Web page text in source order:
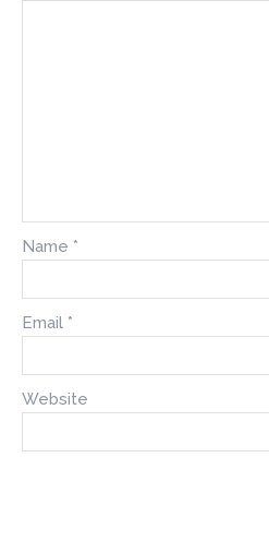
Name *
Email *
Website